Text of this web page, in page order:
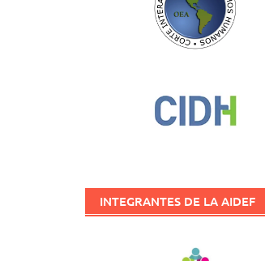
INTEGRANTES DE LA AIDEF